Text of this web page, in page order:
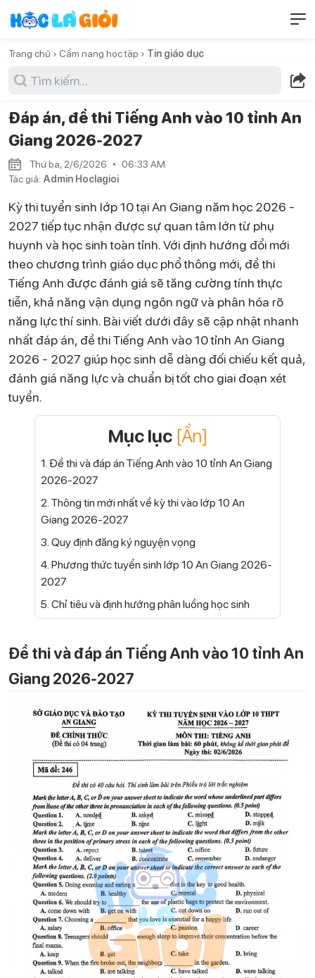
Trang chủ › Cẩm nang học tập › Tin giáo dục
Đáp án, đề thi Tiếng Anh vào 10 tỉnh An
Giang 2026-2027
Thứ ba, 2/6/2026
06:33 AM
Tác giả: Admin Hoclagioi
Kỳ thi tuyển sinh lớp 10 tại An Giang năm học 2026 -
2027 tiếp tục nhận được sự quan tâm lớn từ phụ
huynh và học sinh toàn tỉnh. Với định hướng đổi mới
theo chương trình giáo dục phổ thông mới, đề thi
Tiếng Anh được đánh giá sẽ tăng cường tính thực
tiễn, khả năng vận dụng ngôn ngữ và phân hóa rõ
năng lực thí sinh. Bài viết dưới đây sẽ cập nhật nhanh
nhất đáp án, đề thi Tiếng Anh vào 10 tỉnh An Giang
2026 - 2027 giúp học sinh dễ dàng đối chiếu kết quả,
đánh giá năng lực và chuẩn bị tốt cho giai đoạn xét
tuyển.
Mục lục [Ẩn]
1. Đề thi và đáp án Tiếng Anh vào 10 tỉnh An Giang
2026-2027
2. Thông tin mới nhất về kỳ thi vào lớp 10 An
Giang 2026-2027
3. Quy định đăng ký nguyện vọng
4. Phương thức tuyển sinh lớp 10 An Giang 2026-
2027
5. Chỉ tiêu và định hướng phân luồng học sinh
Đề thi và đáp án Tiếng Anh vào 10 tỉnh An
Giang 2026-2027